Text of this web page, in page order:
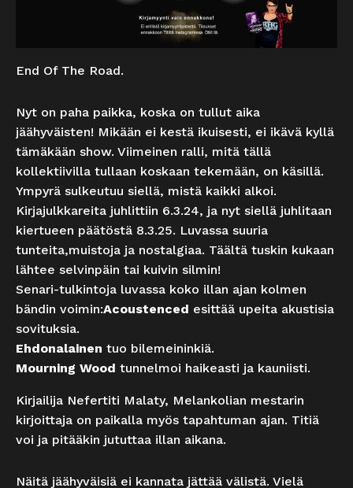
End Of The Road.
Nyt on paha paikka, koska on tullut aika
jäähyväisten! Mikään ei kestä ikuisesti, ei ikävä kyllä
tämäkään show. Viimeinen ralli, mitä tällä
kollektiivilla tullaan koskaan tekemään, on käsillä.
Ympyrä sulkeutuu siellä, mistä kaikki alkoi.
Kirjajulkkareita juhlittiin 6.3.24, ja nyt siellä juhlitaan
kiertueen päätöstä 8.3.25. Luvassa suuria
tunteita,muistoja ja nostalgiaa. Täältä tuskin kukaan
lähtee selvinpäin tai kuivin silmin!
Senari-tulkintoja luvassa koko illan ajan kolmen
bändin voimin:Acoustenced esittää upeita akustisia
sovituksia.
Ehdonalainen tuo bilemeininkiä.
Mourning Wood tunnelmoi haikeasti ja kauniisti.
Kirjailija Nefertiti Malaty, Melankolian mestarin
kirjoittaja on paikalla myös tapahtuman ajan. Titiä
voi ja pitääkin jututtaa illan aikana.
Näitä jäähyväisiä ei kannata jättää välistä. Vielä